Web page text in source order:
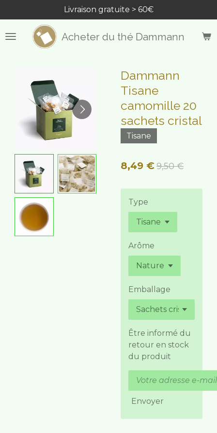
au
contenu
principal
Acheter du thé Dammann
Livraison gratuite > 60€
Dammann
Tisane
camomille 20
sachets cristal
Tisane
8,49 €9,50 €
Type
Arôme
Emballage
Être informé du
retour en stock
du produit
Envoyer